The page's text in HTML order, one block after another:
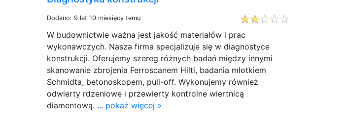
Dodano: 9 lat 10 miesięcy temu
W budownictwie ważna jest jakość materiałów i prac
wykonawczych. Nasza firma specjalizuje się w diagnostyce
konstrukcji. Oferujemy szereg różnych badań między innymi
skanowanie zbrojenia Ferroscanem Hilti, badania młotkiem
Schmidta, betonoskopem, pull-off. Wykonujemy również
odwierty rdzeniowe i przewierty kontrolne wiertnicą
diamentową. ... pokaż więcej »